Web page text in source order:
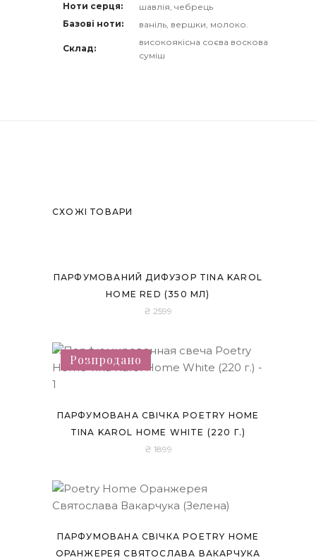
Ноти серця
шавлія, чебрець
Базові ноти
ваніль, вершки, молоко.
Склад
високоякісна соєва воскова
суміш
СХОЖІ ТОВАРИ
ПАРФУМОВАНИЙ ДИФУЗОР TINA KAROL
HOME RED (350 МЛ)
₴ 2599
Розпродано
ПАРФУМОВАНА СВІЧКА POETRY HOME
TINA KAROL HOME WHITE (220 Г.)
₴ 1899
ПАРФУМОВАНА СВІЧКА POETRY HOME
ОРАНЖЕРЕЯ СВЯТОСЛАВА ВАКАРЧУКА